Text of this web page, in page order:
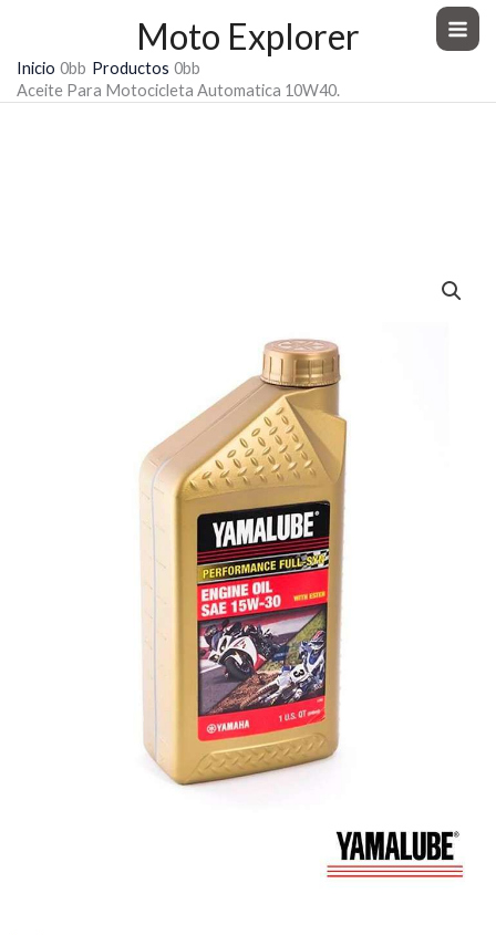
contenido
Moto Explorer
Inicio
Productos
Aceite Para Motocicleta Automatica 10W40.